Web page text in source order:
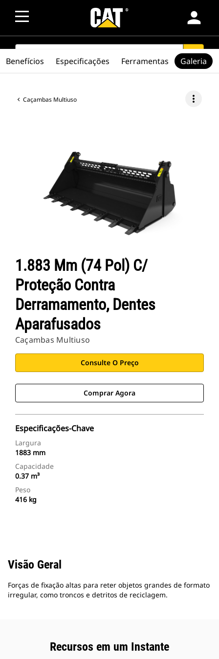
person
SEARCH search
Caçambas Multiuso more_vert
1.883 Mm (74 Pol) C/
Proteção Contra
Derramamento, Dentes
Aparafusados
Caçambas Multiuso
Consulte O Preço
Comprar Agora
Especificações-Chave
Largura
1883 mm
Capacidade
0.37 m³
Peso
416 kg
Benefícios Especificações Ferramentas Galeria
Visão Geral
Forças de fixação altas para reter objetos grandes de formato
irregular, como troncos e detritos de reciclagem.
Recursos em um Instante